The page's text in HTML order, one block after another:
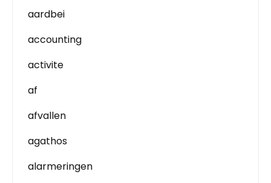
aardbei
accounting
activite
af
afvallen
agathos
alarmeringen